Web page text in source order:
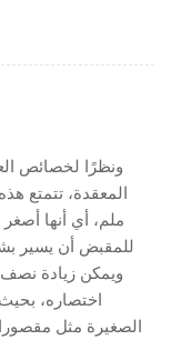
ونظرًا لخصائص
للمقبض أن يسير
ويمكن زيادة
اختصاره،
الصغيرة مثل